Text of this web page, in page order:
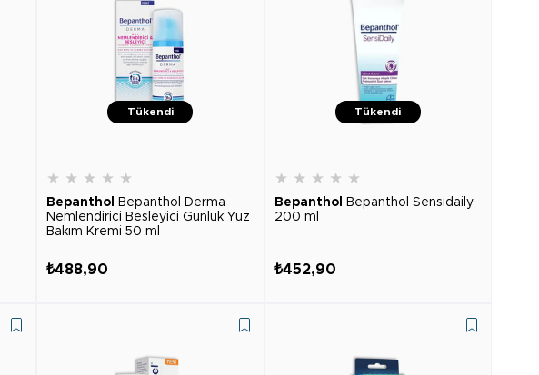
Tükendi
★ ★ ★ ★ ★
Bepanthol
Bepanthol Derma
Nemlendirici Besleyici Günlük Yüz
Bakım Kremi 50 ml
₺488,90
Tükendi
★ ★ ★ ★ ★
Bepanthol
Bepanthol Sensidaily
200 ml
₺452,90